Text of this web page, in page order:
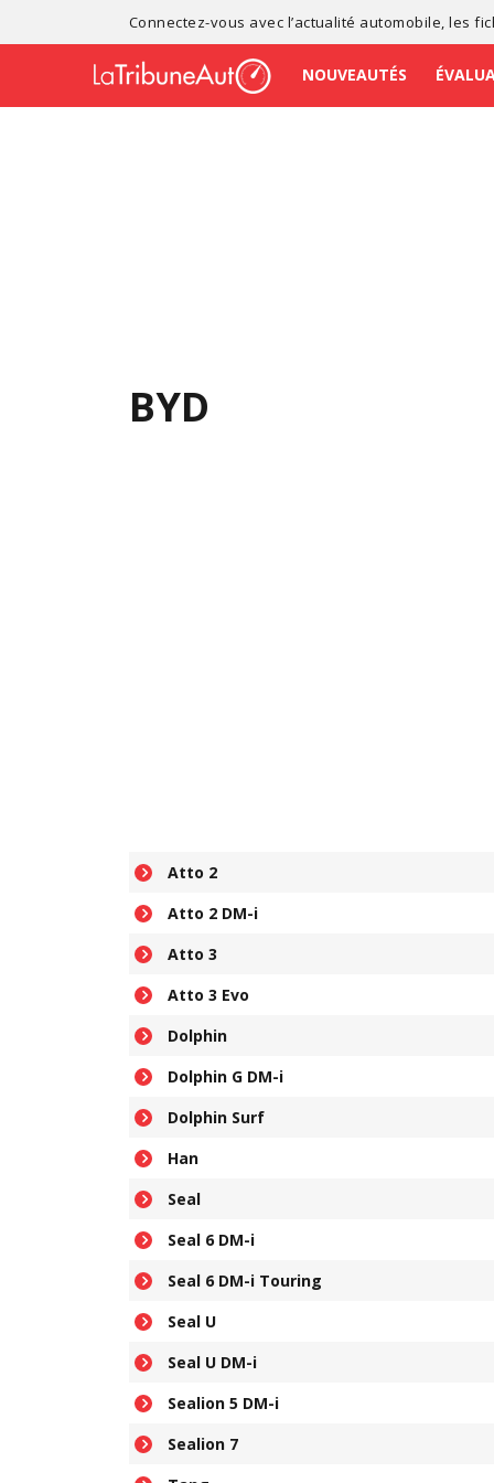
Connectez-vous avec l’actualité automobile , les
NOUVEAUTÉS
BYD
Atto 2
Atto 2 DM-i
Atto 3
Atto 3 Evo
Dolphin
Dolphin G DM-i
Dolphin Surf
Han
Seal
Seal 6 DM-i
Seal 6 DM-i Touring
Seal U
Seal U DM-i
Sealion 5 DM-i
Sealion 7